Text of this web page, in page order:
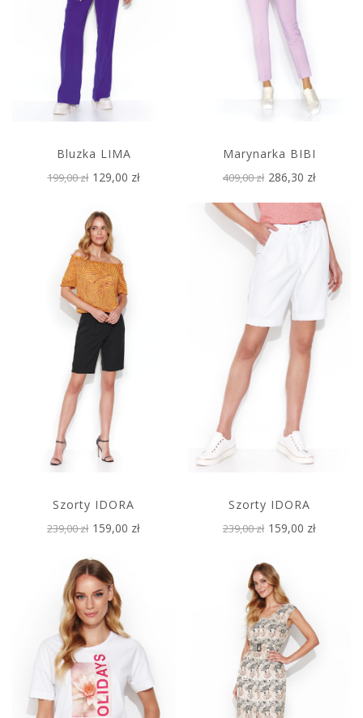
Bluzka LIMA
199,00 zł 129,00 zł
Marynarka BIBI
409,00 zł 286,30 zł
Szorty IDORA
239,00 zł 159,00 zł
Szorty IDORA
239,00 zł 159,00 zł